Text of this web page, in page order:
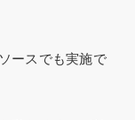
ースでも実施で